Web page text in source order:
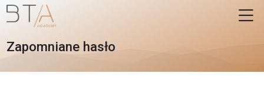
Skip to navigation
Skip to login form
Przejdź do głównej zawartości
Skip to accessibility options
Skip to footer
Skip accessibility options
Zapomniane hasło